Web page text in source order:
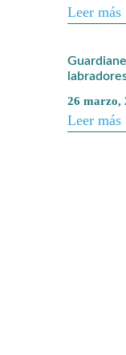
Leer más
26 marzo,
Leer más